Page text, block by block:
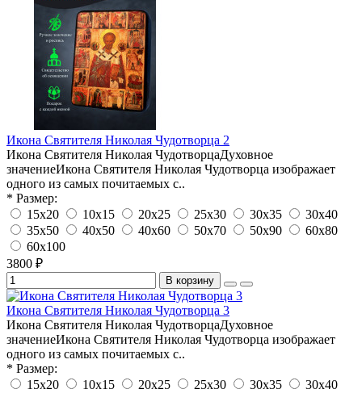
Икона Святителя Николая Чудотворца 2
Икона Святителя Николая ЧудотворцаДуховное
значениеИкона Святителя Николая Чудотворца изображает
одного из самых почитаемых с..
* Размер:
15х20
10х15 20х25 25х30 30х35
30х40
35х50
40х50 40х60 50х70 50х90
60х80
60х100
3800 ₽
В корзину
Икона Святителя Николая Чудотворца 3
Икона Святителя Николая ЧудотворцаДуховное
значениеИкона Святителя Николая Чудотворца изображает
одного из самых почитаемых с..
* Размер:
15х20
10х15 20х25 25х30 30х35
30х40